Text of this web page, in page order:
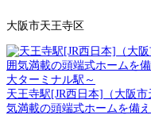
大阪市天王寺区
天王寺駅[JR西日本]（大阪
気満載の頭端式ホームを備